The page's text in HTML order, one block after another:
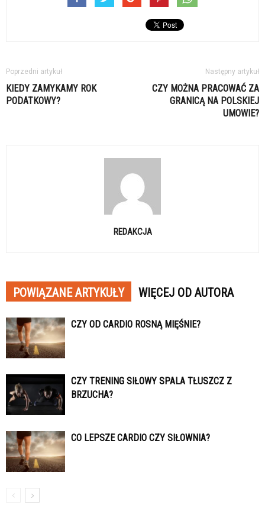
Poprzedni artykuł
KIEDY ZAMYKAMY ROK
PODATKOWY?
Następny artykuł
CZY MOŻNA PRACOWAĆ ZA
GRANICĄ NA POLSKIEJ
UMOWIE?
REDAKCJA
POWIĄZANE ARTYKUŁY WIĘCEJ OD AUTORA
CZY OD CARDIO ROSNĄ MIĘŚNIE?
CZY TRENING SIŁOWY SPALA TŁUSZCZ Z
BRZUCHA?
CO LEPSZE CARDIO CZY SIŁOWNIA?